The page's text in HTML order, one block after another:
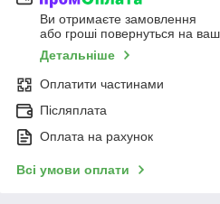
Ви отримаєте замовлення
або гроші повернуться на
Детальніше
Оплатити частинами
Післяплата
Оплата на рахунок
Всі умови оплати